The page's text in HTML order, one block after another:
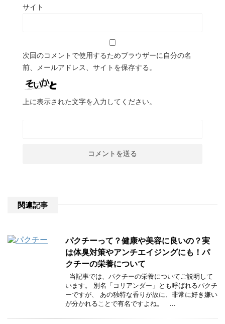
サイト
次回のコメントで使用するためブラウザーに自分の名
前、メールアドレス、サイトを保存する。
上に表示された文字を入力してください。
関連記事
パクチーって？健康や美容に良いの？実
は体臭対策やアンチエイジングにも！パ
クチーの栄養について
当記事では、パクチーの栄養についてご説明して
います。 別名「コリアンダー」とも呼ばれるパクチ
ーですが、 あの独特な香りが故に、非常に好き嫌い
が分かれることで有名ですよね。 …